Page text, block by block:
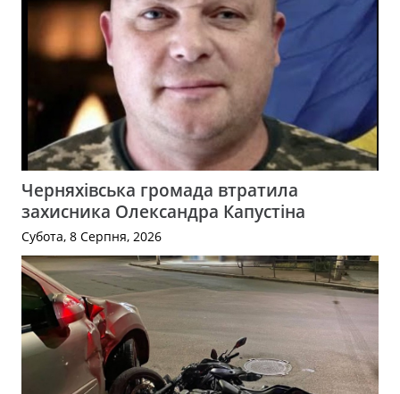
Черняхівська громада втратила
захисника Олександра Капустіна
Субота, 8 Серпня, 2026